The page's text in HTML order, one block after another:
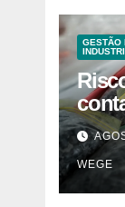
GESTÃO
WEGE